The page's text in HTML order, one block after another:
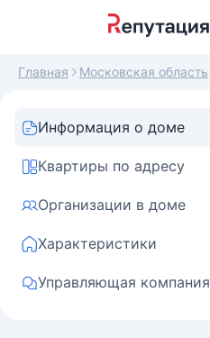
Главная Московская область
Информация о доме
Квартиры по адресу
Организации в доме
Характеристики
Управляющая компания